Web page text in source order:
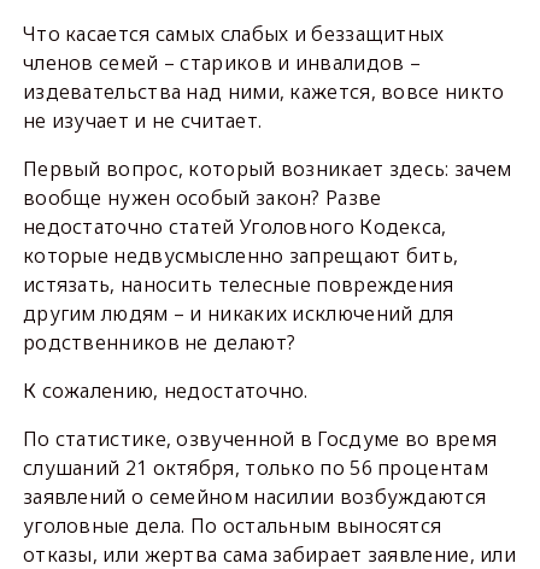
Что касается самых слабых и беззащитных
членов семей – стариков и инвалидов –
издевательства над ними, кажется, вовсе никто
не изучает и не считает.
Первый вопрос, который возникает здесь: зачем
вообще нужен особый закон? Разве
недостаточно статей Уголовного Кодекса,
которые недвусмысленно запрещают бить,
истязать, наносить телесные повреждения
другим людям – и никаких исключений для
родственников не делают?
К сожалению, недостаточно.
По статистике, озвученной в Госдуме во время
слушаний 21 октября, только по 56 процентам
заявлений о семейном насилии возбуждаются
уголовные дела. По остальным выносятся
отказы, или жертва сама забирает заявление, или